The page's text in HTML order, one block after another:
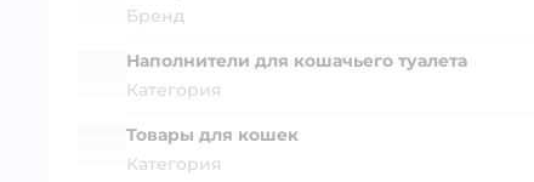
Бренд
Наполнители для кошачьего туалета
Категория
Товары для кошек
Категория